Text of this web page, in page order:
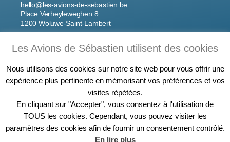
hello@les-avions-de-sebastien.be
Place Verheyleweghen 8
1200 Woluwe-Saint-Lambert
Inscrivez-Vous À Notre
Newsletter
Je m'inscris
Les Avions de Sébastien utilisent des cookies
Nous utilisons des cookies sur notre site web pour vous offrir une
expérience plus pertinente en mémorisant vos préférences et vos
visites répétées.
En cliquant sur "Accepter", vous consentez à l'utilisation de
TOUS les cookies. Cependant, vous pouvez visiter les
paramètres des cookies afin de fournir un consentement contrôlé.
En lire plus